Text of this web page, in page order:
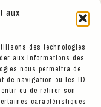
aux
des technologies
aux informations des
nous permettra de
de navigation ou les ID
ou de retirer son
caractéristiques
est pensée
imaginer des
confort et
aussi en
Lyon 69001